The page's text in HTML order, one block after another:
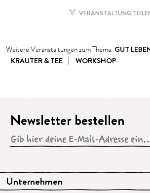
VERANSTALTUNG
Weitere Veranstaltungen zum Thema: GUT
KRÄUTER & TEE
WORKSHOP
Unternehmen
Newsletter bestellen